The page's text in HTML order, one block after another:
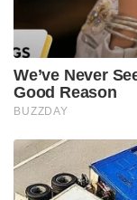
കൊറോണ
ഇന്ത്യയിലേക്ക്
റഫേലിന്റെ
Tags: featured